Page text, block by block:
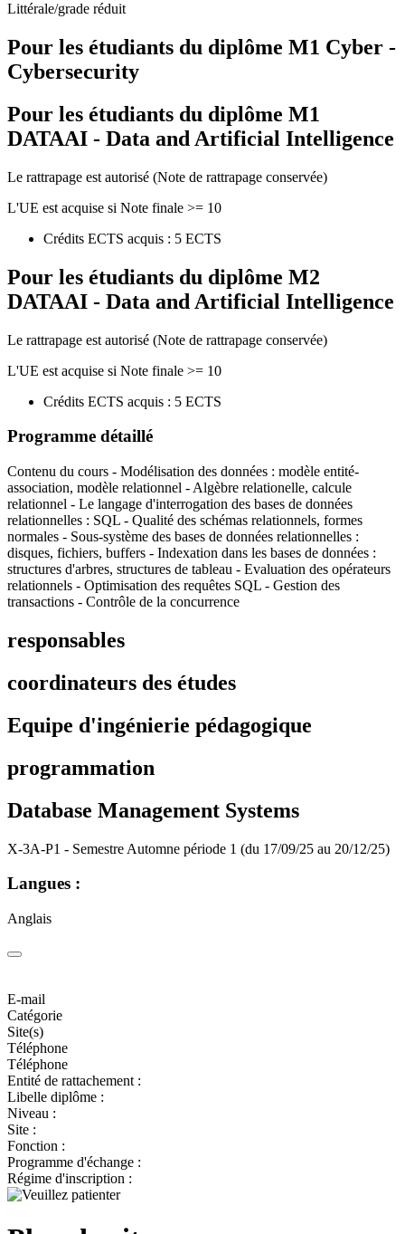
Littérale/grade réduit
Pour les étudiants du diplôme M1 Cyber -
Cybersecurity
Pour les étudiants du diplôme M1
DATAAI - Data and Artificial Intelligence
Le rattrapage est autorisé (Note de rattrapage conservée)
L'UE est acquise si Note finale >= 10
Crédits ECTS acquis : 5 ECTS
Pour les étudiants du diplôme M2
DATAAI - Data and Artificial Intelligence
Le rattrapage est autorisé (Note de rattrapage conservée)
L'UE est acquise si Note finale >= 10
Crédits ECTS acquis : 5 ECTS
Programme détaillé
Contenu du cours - Modélisation des données : modèle entité-
association, modèle relationnel - Algèbre relationelle, calcule
relationnel - Le langage d'interrogation des bases de données
relationnelles : SQL - Qualité des schémas relationnels, formes
normales - Sous-système des bases de données relationnelles :
disques, fichiers, buffers - Indexation dans les bases de données :
structures d'arbres, structures de tableau - Evaluation des opérateurs
relationnels - Optimisation des requêtes SQL - Gestion des
transactions - Contrôle de la concurrence
responsables
coordinateurs des études
Equipe d'ingénierie pédagogique
programmation
Database Management Systems
X-3A-P1 - Semestre Automne période 1 (du 17/09/25 au 20/12/25)
Langues :
Anglais
E-mail
Catégorie
Site(s)
Téléphone
Téléphone
Entité de rattachement :
Libelle diplôme :
Niveau :
Site :
Fonction :
Programme d'échange :
Régime d'inscription :